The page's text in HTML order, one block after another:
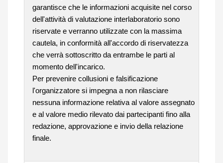
garantisce che le informazioni acquisite nel corso
dell'attività di valutazione interlaboratorio sono
riservate e verranno utilizzate con la massima
cautela, in conformità all'accordo di riservatezza
che verrà sottoscritto da entrambe le parti al
momento dell'incarico.
Per prevenire collusioni e falsificazione
l'organizzatore si impegna a non rilasciare
nessuna informazione relativa al valore assegnato
e al valore medio rilevato dai partecipanti fino alla
redazione, approvazione e invio della relazione
finale.